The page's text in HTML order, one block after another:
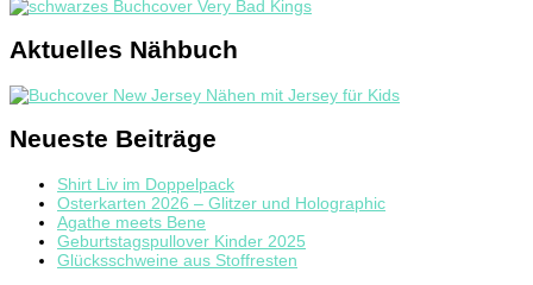
Aktuelles Nähbuch
Neueste Beiträge
Shirt Liv im Doppelpack
Osterkarten 2026 – Glitzer und Holographic
Agathe meets Bene
Geburtstagspullover Kinder 2025
Glücksschweine aus Stoffresten